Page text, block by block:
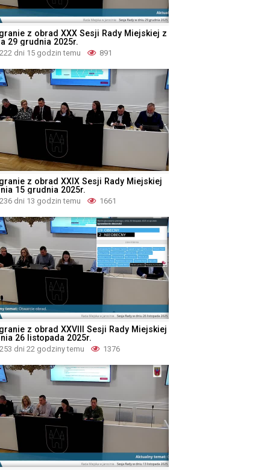
z obrad XXX Sesji Rady Miejskiej z
29 grudnia 2025r.
222 dni 15 godzin temu 891
z obrad XXIX Sesji Rady Miejskiej
15 grudnia 2025r.
236 dni 13 godzin temu 1661
z obrad XXVIII Sesji Rady Miejskiej
26 listopada 2025r.
253 dni 22 godziny temu 1376